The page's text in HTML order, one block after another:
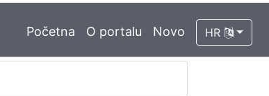
Početna O portalu Novo HR